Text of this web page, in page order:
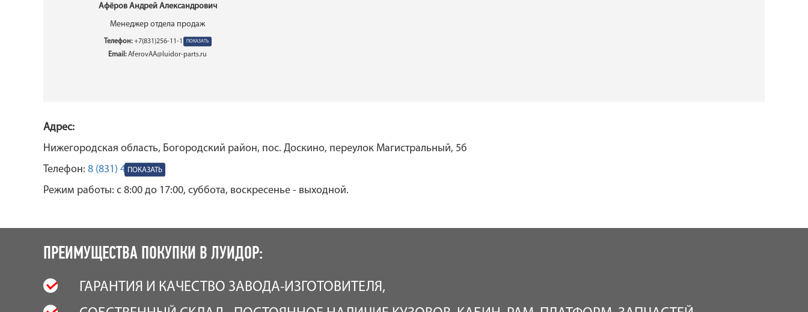
Афёров Андрей Александрович
Менеджер отдела продаж
Телефон: +7(831)256-11-11 вн.5258
Email: AferovAA@luidor-parts.ru
Адрес:
Нижегородская область, Богородский район, пос. Доскино, переулок Магистральный, 5б
Телефон: 8 (831) 469-40-07
Режим работы: с 8:00 до 17:00, суббота, воскресенье - выходной.
ПРЕИМУЩЕСТВА ПОКУПКИ В ЛУИДОР:
ГАРАНТИЯ И КАЧЕСТВО ЗАВОДА-ИЗГОТОВИТЕЛЯ,